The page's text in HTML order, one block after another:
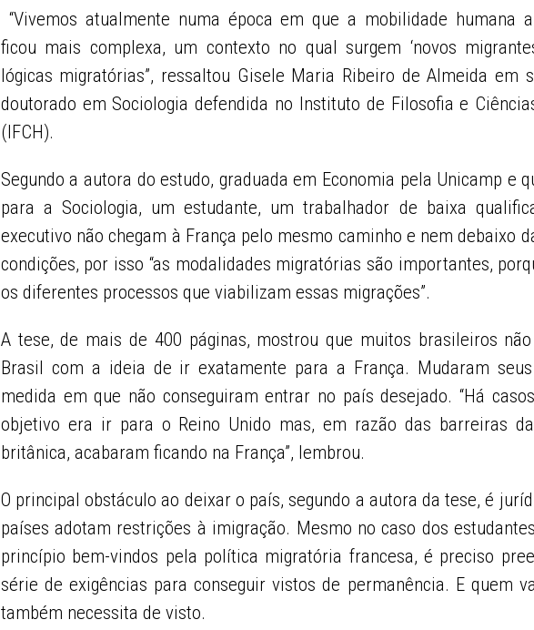
“Vivemos atualmente numa época em que a mobilidade humana
ficou mais complexa, um contexto no qual surgem ‘novos
lógicas migratórias”, ressaltou Gisele Maria Ribeiro de Almeida em
doutorado em Sociologia defendida no Instituto de Filosofia e
(IFCH).
Segundo a autora do estudo, graduada em Economia pela Unicamp e
para a Sociologia, um estudante, um trabalhador de baixa
executivo não chegam à França pelo mesmo caminho e nem debaixo
condições, por isso “as modalidades migratórias são importantes,
os diferentes processos que viabilizam essas migrações”.
A tese, de mais de 400 páginas, mostrou que muitos brasileiros
Brasil com a ideia de ir exatamente para a França. Mudaram
medida em que não conseguiram entrar no país desejado. “Há
objetivo era ir para o Reino Unido mas, em razão das barreiras
britânica, acabaram ficando na França”, lembrou.
O principal obstáculo ao deixar o país, segundo a autora da tese, é
países adotam restrições à imigração. Mesmo no caso dos
princípio bem-vindos pela política migratória francesa, é preciso
série de exigências para conseguir vistos de permanência. E quem
também necessita de visto.